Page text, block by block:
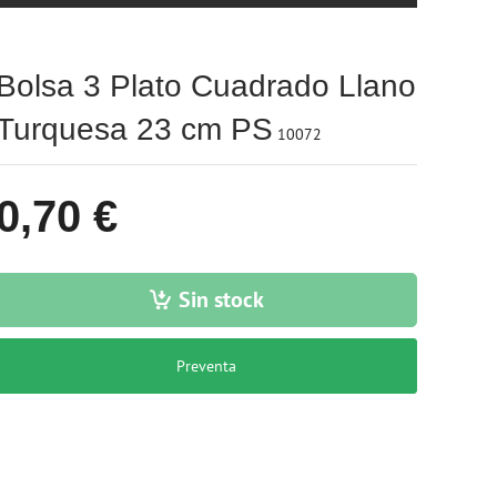
3 Plato Cuadrado Llano
23 cm PS 10072
€
Sin stock
Preventa